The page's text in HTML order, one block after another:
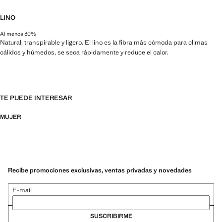
LINO
Al menos 30%
Natural, transpirable y ligero. El lino es la fibra más cómoda para climas
cálidos y húmedos, se seca rápidamente y reduce el calor.
TE PUEDE INTERESAR
MUJER
Recibe promociones exclusivas, ventas privadas y novedades
E-mail
SUSCRIBIRME